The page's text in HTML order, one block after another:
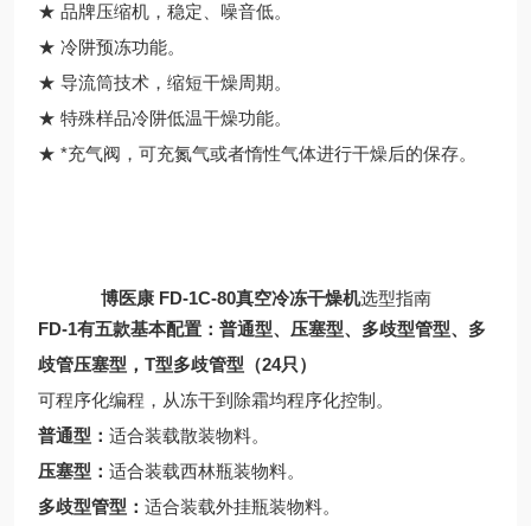
★ 品牌压缩机，稳定、噪音低。
★ 冷阱预冻功能。
★ 导流筒技术，缩短干燥周期。
★ 特殊样品冷阱低温干燥功能。
★ *充气阀，可充氮气或者惰性气体进行干燥后的保存。
博医康 FD-1C-80真空冷冻干燥机选型指南
FD-1有五款基本配置：普通型、压塞型、多歧型管型、多
歧管压塞型，T型多歧管型（24只）
可程序化编程，从冻干到除霜均程序化控制。
普通型： 适合装载散装物料。
压塞型： 适合装载西林瓶装物料。
多歧型管型： 适合装载外挂瓶装物料。